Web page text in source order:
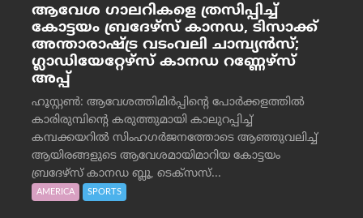
ആവേശ ഗാലറികളെ ത്രസിപ്പിച്ച്
കോട്ടയം ബ്രദേഴ്‌സ് കാനഡ, ടിസാക്ക്
അന്താരാഷ്ട്ര വടംവലി ചാമ്പ്യന്‍സ്;
ഗ്ലാഡിയേറ്റേഴ്‌സ് കാനഡ റണ്ണേഴ്‌സ്
അപ്പ്
ഹൂസ്റ്റണ്‍: ആവേശത്തിമിര്‍പ്പിന്റെ പോര്‍ക്കളത്തില്‍
കാരിരുമ്പിന്റെ കരുത്തുമായി കാലുറപ്പിച്ച്
കമ്പക്കയറില്‍ സിംഹഗര്‍ജനത്തോടെ ആഞ്ഞുവലിച്ച്
ആയിരങ്ങളുടെ ആവേശമായിമാറിയ കോട്ടയം
ബ്രദേഴ്‌സ് കാനഡ ബ്ലൂ, ടെക്‌സസ്...
AMERICA SPORTS